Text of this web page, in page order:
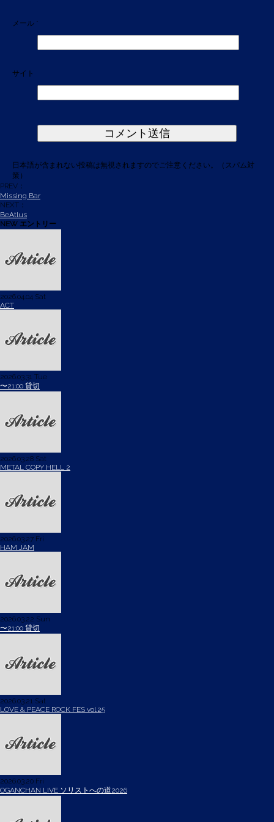
メール *
サイト
日本語が含まれない投稿は無視されますのでご注意ください。（スパム対
策）
PREV：
Missing Bar
NEXT：
BeAtlus
NEW エントリー
2026.04.04 Sat
ACT
2026.03.31 Tue
〜21:00 貸切
2026.03.28 Sat
METAL COPY HELL 2
2026.03.27 Fri
HAM JAM
2026.03.22 Sun
〜21:00 貸切
2026.03.21 Sat
LOVE & PEACE ROCK FES vol.25
2026.03.20 Fri
OGANCHAN LIVE ソリストへの道2026